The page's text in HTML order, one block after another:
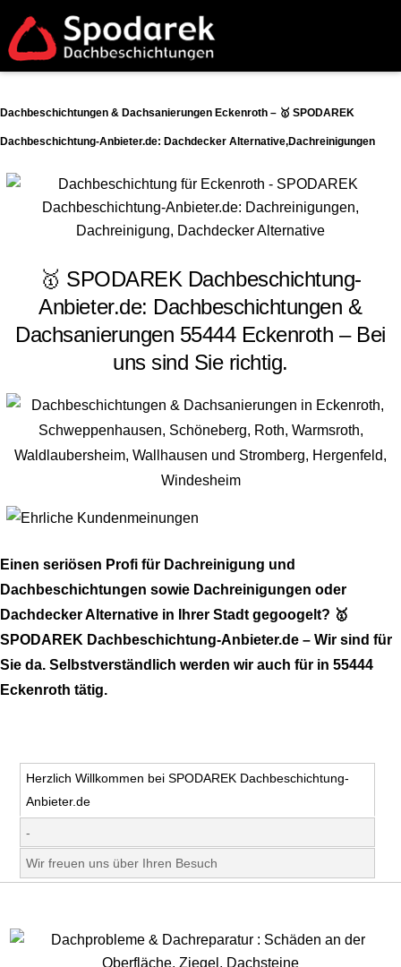
Dachbeschichtungen & Dachsanierungen Eckenroth – 🥇 SPODAREK
Dachbeschichtung-Anbieter.de: Dachdecker Alternative,Dachreinigungen
🥇 SPODAREK Dachbeschichtung-
Anbieter.de: Dachbeschichtungen &
Dachsanierungen 55444 Eckenroth – Bei
uns sind Sie richtig.
Einen seriösen Profi für Dachreinigung und
Dachbeschichtungen sowie Dachreinigungen oder
Dachdecker Alternative in Ihrer Stadt gegoogelt? 🥇
SPODAREK Dachbeschichtung-Anbieter.de – Wir sind für
Sie da. Selbstverständlich werden wir auch für in 55444
Eckenroth tätig.
Herzlich Willkommen bei SPODAREK Dachbeschichtung-
Anbieter.de
-
Wir freuen uns über Ihren Besuch